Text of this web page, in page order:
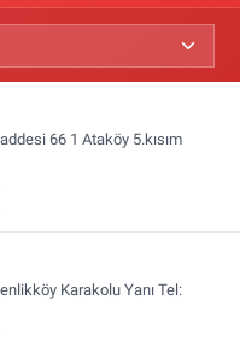
66 1 Ataköy 5.kısım
Karakolu Yanı Tel: